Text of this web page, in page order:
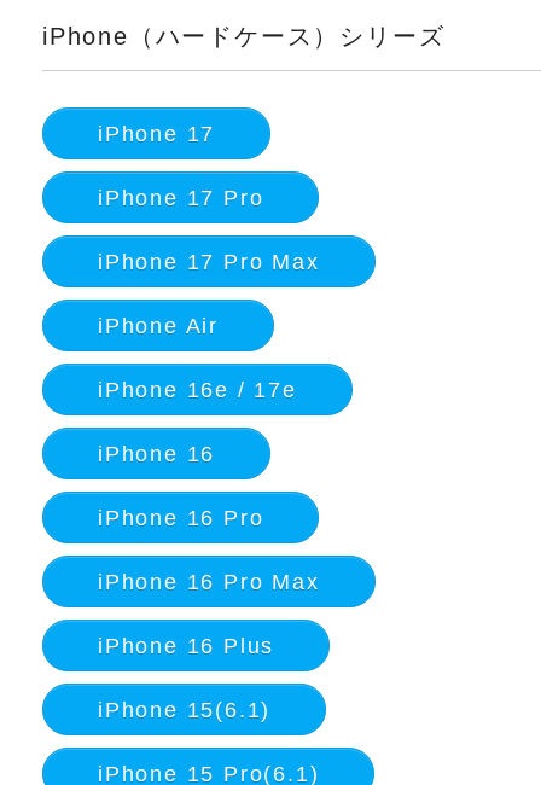
iPhone（ハードケース）シリーズ
iPhone 17
iPhone 17 Pro
iPhone 17 Pro Max
iPhone Air
iPhone 16e / 17e
iPhone 16
iPhone 16 Pro
iPhone 16 Pro Max
iPhone 16 Plus
iPhone 15(6.1)
iPhone 15 Pro(6.1)